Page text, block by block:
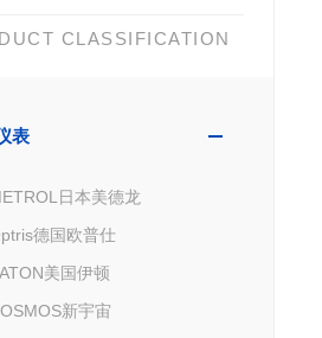
CLASSIFICATION
表
日本美德龙
德国欧普仕
美国伊顿
新宇宙